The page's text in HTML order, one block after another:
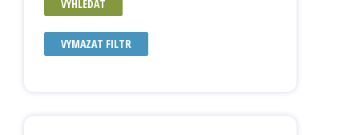
VYHLEDAT
VYMAZAT FILTR